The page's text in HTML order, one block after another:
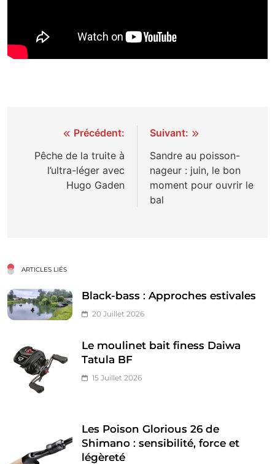
Navigation
de
l’article
Précédent:
Pêche de la truite à
l’ultra-léger avec
Hugo Gaden
Suivant:
Sandre au poisson-
nageur : juin, le bon
moment pour ouvrir le
bal
ARTICLES LIÉS
Black-bass : Approches estivales
20 Juillet 2026
Le moulinet bait finess Daiwa
Tatula BF
15 Juillet 2026
Les Poison Glorious 26 de
Shimano : sensibilité, force et
légèreté